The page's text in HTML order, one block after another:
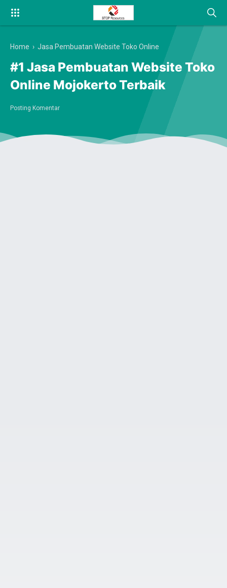
Home › Jasa Pembuatan Website Toko Online
#1 Jasa Pembuatan Website Toko
Online Mojokerto Terbaik
Posting Komentar